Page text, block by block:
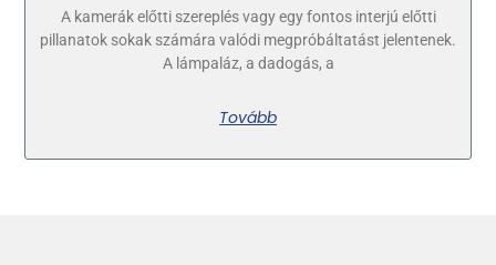
A kamerák előtti szereplés vagy egy fontos interjú előtti
pillanatok sokak számára valódi megpróbáltatást jelentenek.
A lámpaláz, a dadogás, a
Tovább